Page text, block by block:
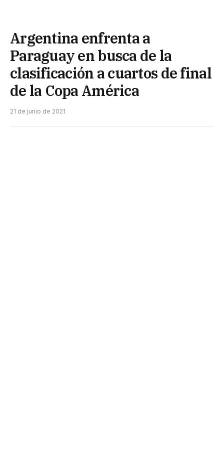
Argentina enfrenta a
Paraguay en busca de la
clasificación a cuartos de final
de la Copa América
21 de junio de 2021